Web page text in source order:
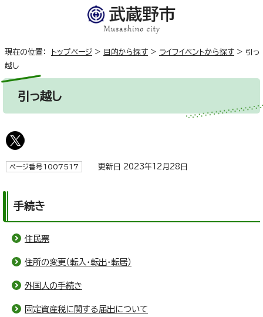
現在の位置： トップページ > 目的から探す > ライフイベントから探す > 引っ
越し
引っ越し
ページ番号1007517 更新日 2023年12月28日
手続き
住民票
住所の変更（転入・転出・転居）
外国人の手続き
固定資産税に関する届出について